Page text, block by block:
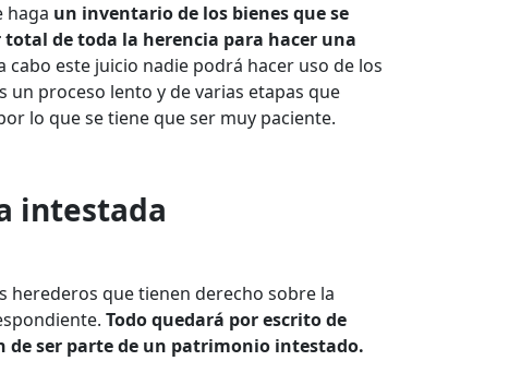
haga un inventario de los bienes que se
de toda la herencia para hacer una
cabo este juicio nadie podrá hacer uso de los
un proceso lento y de varias etapas que
lo que se tiene que ser muy paciente.
intestada
herederos que tienen derecho sobre la
Todo quedará por escrito de
de ser parte de un patrimonio intestado.